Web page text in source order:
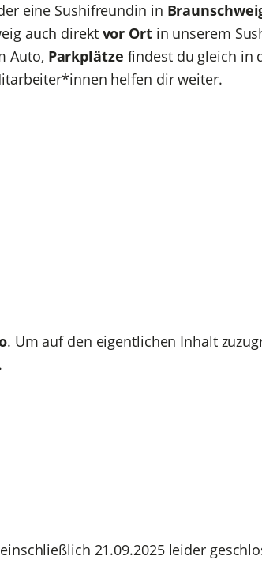
eine Sushifreundin in
auch direkt vor Ortin unserem
Auto, Parkplätze findest du gleich in
helfen dir weiter.
. Um auf den eigentlichen Inhalt
21.09.2025 leider